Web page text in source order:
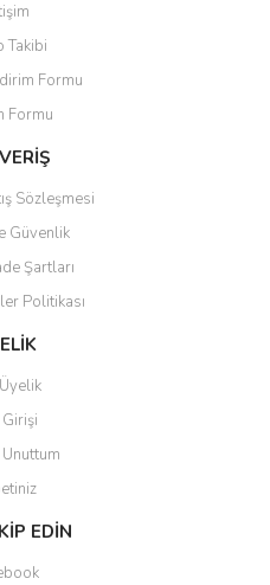
görüntülenemiyor.
bulunuyor.
pahalı.
Takibi
Formu
Formu
Sözleşmesi
Güvenlik
Şartları
Politikası
EDİN